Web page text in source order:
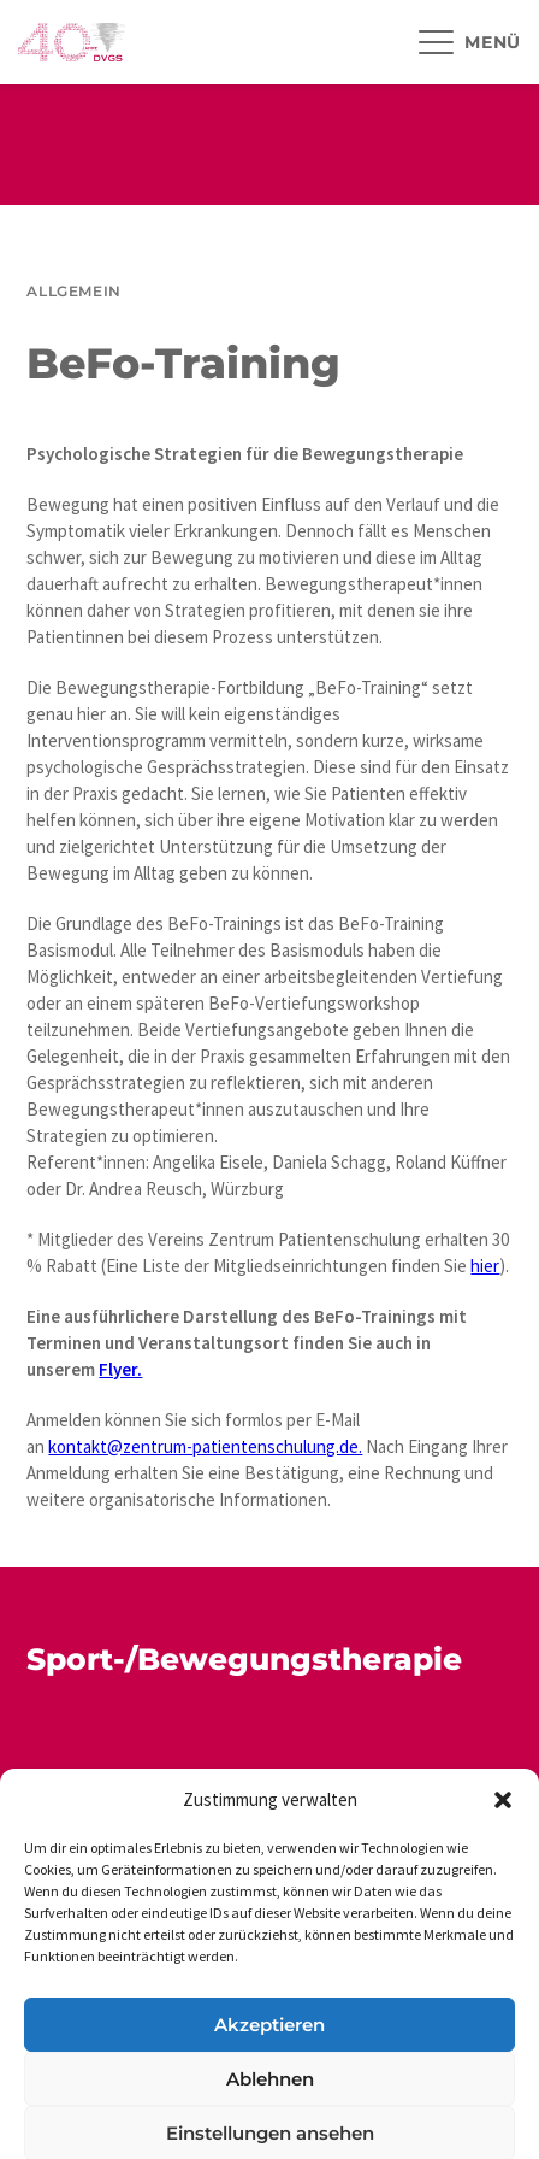
Zustimmung verwalten
Um dir ein optimales Erlebnis zu bieten, verwenden wir Technologien wie
Cookies, um Geräteinformationen zu speichern und/oder darauf zuzugreifen.
Wenn du diesen Technologien zustimmst, können wir Daten wie das
Surfverhalten oder eindeutige IDs auf dieser Website verarbeiten. Wenn du deine
Zustimmung nicht erteilst oder zurückziehst, können bestimmte Merkmale und
Funktionen beeinträchtigt werden.
Akzeptieren
Ablehnen
Einstellungen ansehen
ALLGEMEIN
BeFo-Training
Psychologische Strategien für die Bewegungstherapie
Bewegung hat einen positiven Einfluss auf den Verlauf und die
Symptomatik vieler Erkrankungen. Dennoch fällt es Menschen
schwer, sich zur Bewegung zu motivieren und diese im Alltag
dauerhaft aufrecht zu erhalten. Bewegungstherapeut*innen
können daher von Strategien profitieren, mit denen sie ihre
Patientinnen bei diesem Prozess unterstützen.
Die Bewegungstherapie-Fortbildung „BeFo-Training“ setzt
genau hier an. Sie will kein eigenständiges
Interventionsprogramm vermitteln, sondern kurze, wirksame
psychologische Gesprächsstrategien. Diese sind für den Einsatz
in der Praxis gedacht. Sie lernen, wie Sie Patienten effektiv
helfen können, sich über ihre eigene Motivation klar zu werden
und zielgerichtet Unterstützung für die Umsetzung der
Bewegung im Alltag geben zu können.
Die Grundlage des BeFo-Trainings ist das BeFo-Training
Basismodul. Alle Teilnehmer des Basismoduls haben die
Möglichkeit, entweder an einer arbeitsbegleitenden Vertiefung
oder an einem späteren BeFo-Vertiefungsworkshop
teilzunehmen. Beide Vertiefungsangebote geben Ihnen die
Gelegenheit, die in der Praxis gesammelten Erfahrungen mit den
Gesprächsstrategien zu reflektieren, sich mit anderen
Bewegungstherapeut*innen auszutauschen und Ihre
Strategien zu optimieren.
Referent*innen: Angelika Eisele, Daniela Schagg, Roland Küffner
oder Dr. Andrea Reusch, Würzburg
* Mitglieder des Vereins Zentrum Patientenschulung erhalten 30
% Rabatt (Eine Liste der Mitgliedseinrichtungen finden Siehier).
Eine ausführlichere Darstellung des BeFo-Trainings mit
Terminen und Veranstaltungsort finden Sie auch in
unserem Flyer.
Anmelden können Sie sich formlos per E-Mail
ankontakt@zentrum-patientenschulung.de. Nach Eingang Ihrer
Anmeldung erhalten Sie eine Bestätigung, eine Rechnung und
weitere organisatorische Informationen.
Sport-/Bewegungstherapie
DVGS E.V.-GESCHÄFTSSTELLE
Newsletter Datenschutz Impressum
MENÜ